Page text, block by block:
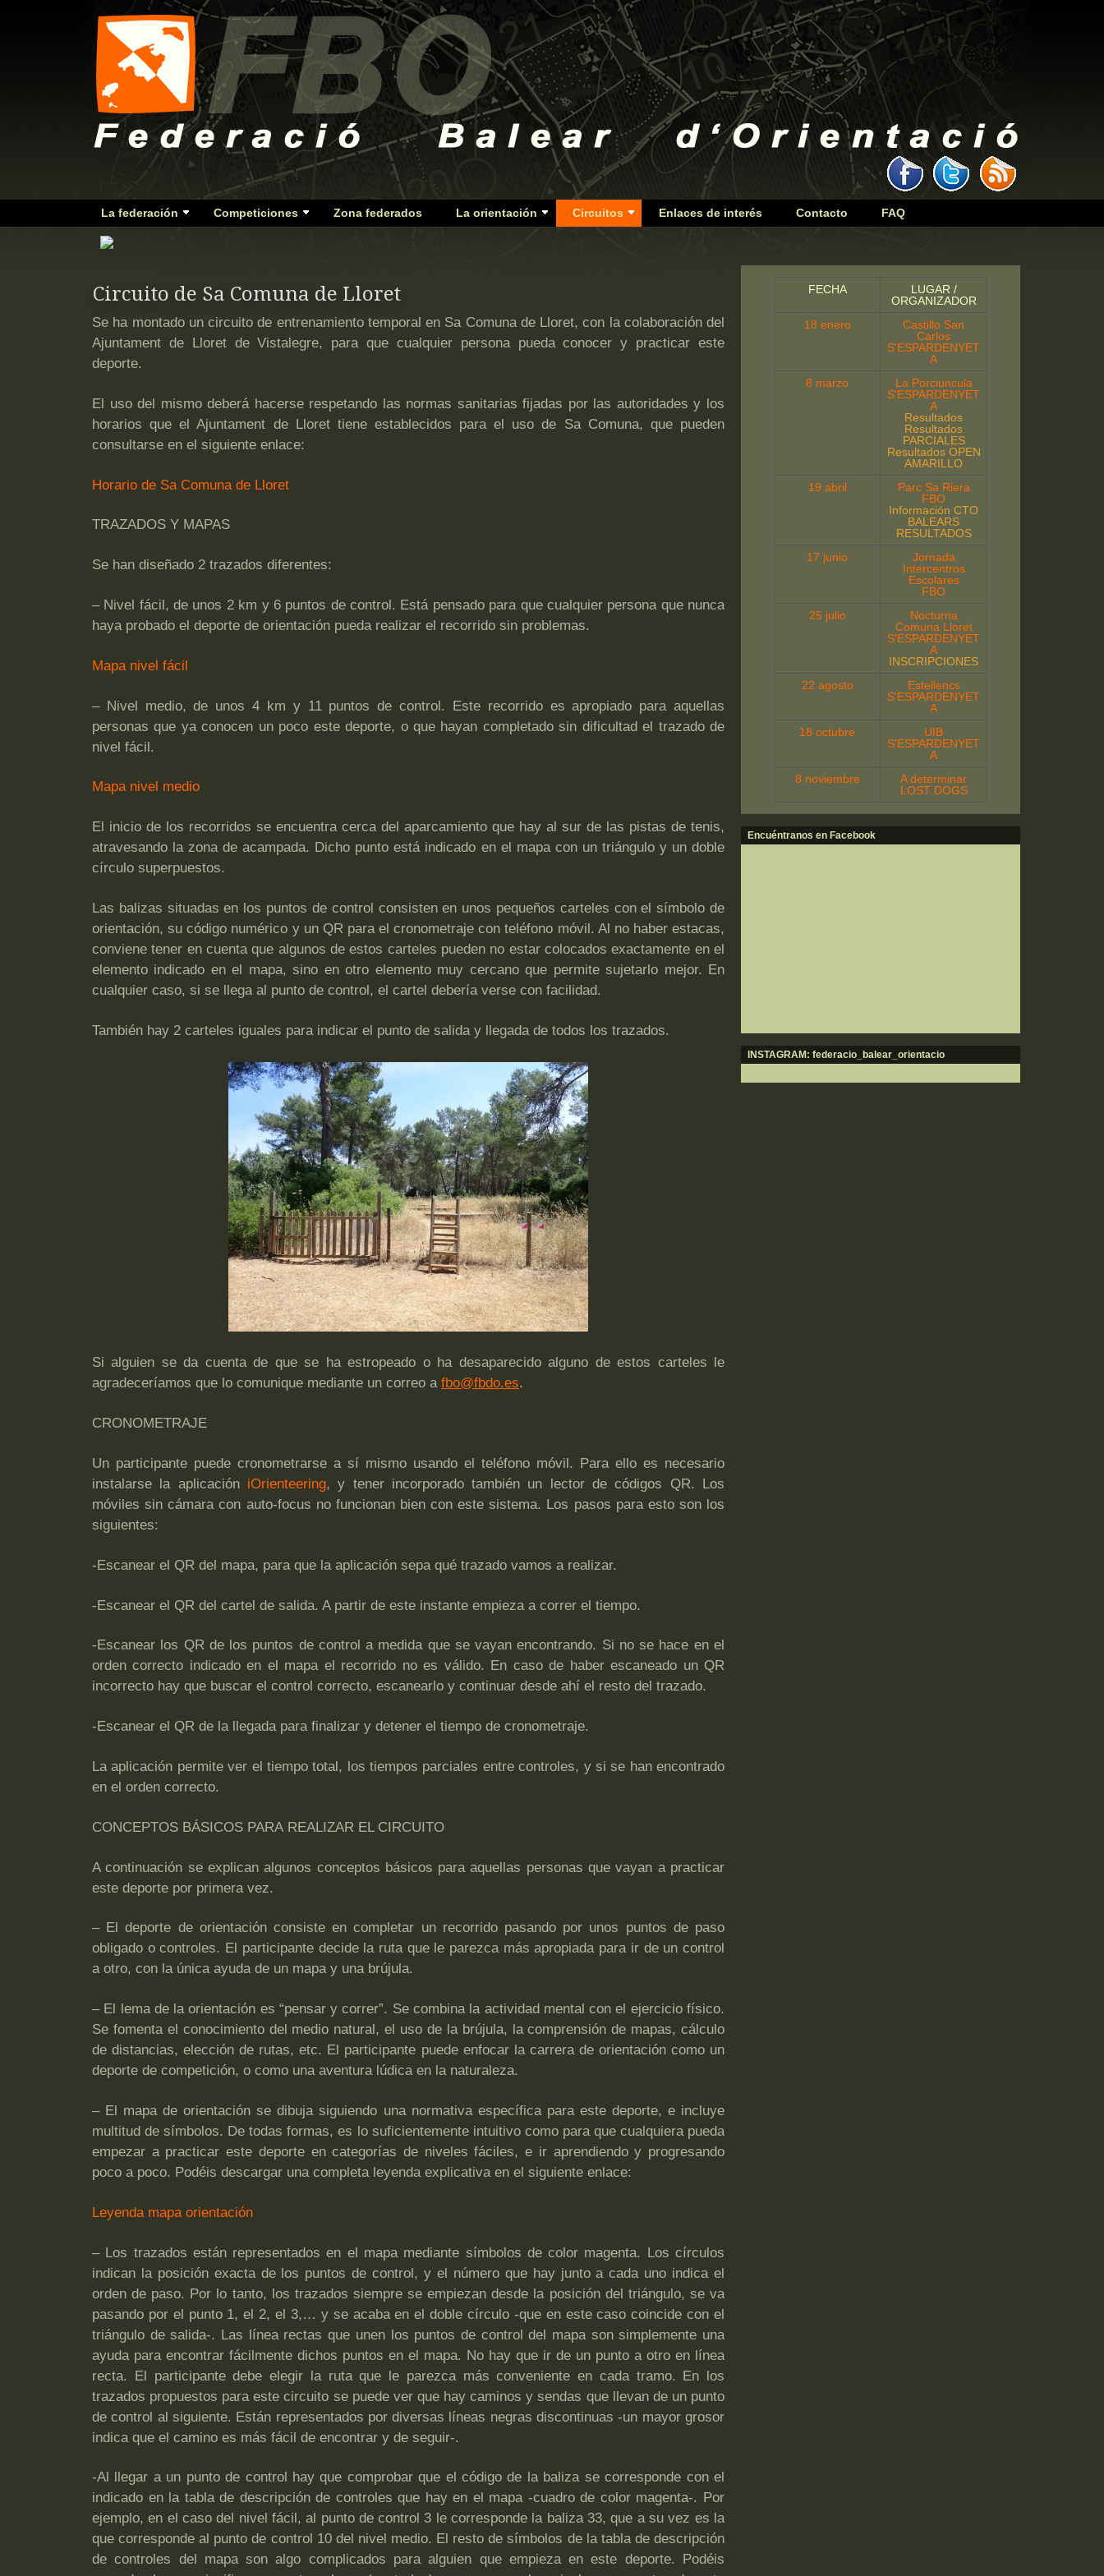
La federación Competiciones Zona federados La orientación Circuitos Enlaces de interés Contacto FAQ
Circuito de Sa Comuna de Lloret
Se ha montado un circuito de entrenamiento temporal en Sa Comuna de Lloret, con la colaboración del
Ajuntament de Lloret de Vistalegre, para que cualquier persona pueda conocer y practicar este
deporte.
El uso del mismo deberá hacerse respetando las normas sanitarias fijadas por las autoridades y los
horarios que el Ajuntament de Lloret tiene establecidos para el uso de Sa Comuna, que pueden
consultarse en el siguiente enlace:
Horario de Sa Comuna de Lloret
TRAZADOS Y MAPAS
Se han diseñado 2 trazados diferentes:
– Nivel fácil, de unos 2 km y 6 puntos de control. Está pensado para que cualquier persona que nunca
haya probado el deporte de orientación pueda realizar el recorrido sin problemas.
Mapa nivel fácil
– Nivel medio, de unos 4 km y 11 puntos de control. Este recorrido es apropiado para aquellas
personas que ya conocen un poco este deporte, o que hayan completado sin dificultad el trazado de
nivel fácil.
Mapa nivel medio
El inicio de los recorridos se encuentra cerca del aparcamiento que hay al sur de las pistas de tenis,
atravesando la zona de acampada. Dicho punto está indicado en el mapa con un triángulo y un doble
círculo superpuestos.
Las balizas situadas en los puntos de control consisten en unos pequeños carteles con el símbolo de
orientación, su código numérico y un QR para el cronometraje con teléfono móvil. Al no haber estacas,
conviene tener en cuenta que algunos de estos carteles pueden no estar colocados exactamente en el
elemento indicado en el mapa, sino en otro elemento muy cercano que permite sujetarlo mejor. En
cualquier caso, si se llega al punto de control, el cartel debería verse con facilidad.
También hay 2 carteles iguales para indicar el punto de salida y llegada de todos los trazados.
Si alguien se da cuenta de que se ha estropeado o ha desaparecido alguno de estos carteles le
agradeceríamos que lo comunique mediante un correo a fbo@fbdo.es.
CRONOMETRAJE
Un participante puede cronometrarse a sí mismo usando el teléfono móvil. Para ello es necesario
instalarse la aplicación iOrienteering, y tener incorporado también un lector de códigos QR. Los
móviles sin cámara con auto-focus no funcionan bien con este sistema. Los pasos para esto son los
siguientes:
-Escanear el QR del mapa, para que la aplicación sepa qué trazado vamos a realizar.
-Escanear el QR del cartel de salida. A partir de este instante empieza a correr el tiempo.
-Escanear los QR de los puntos de control a medida que se vayan encontrando. Si no se hace en el
orden correcto indicado en el mapa el recorrido no es válido. En caso de haber escaneado un QR
incorrecto hay que buscar el control correcto, escanearlo y continuar desde ahí el resto del trazado.
-Escanear el QR de la llegada para finalizar y detener el tiempo de cronometraje.
La aplicación permite ver el tiempo total, los tiempos parciales entre controles, y si se han encontrado
en el orden correcto.
CONCEPTOS BÁSICOS PARA REALIZAR EL CIRCUITO
A continuación se explican algunos conceptos básicos para aquellas personas que vayan a practicar
este deporte por primera vez.
– El deporte de orientación consiste en completar un recorrido pasando por unos puntos de paso
obligado o controles. El participante decide la ruta que le parezca más apropiada para ir de un control
a otro, con la única ayuda de un mapa y una brújula.
– El lema de la orientación es “pensar y correr”. Se combina la actividad mental con el ejercicio físico.
Se fomenta el conocimiento del medio natural, el uso de la brújula, la comprensión de mapas, cálculo
de distancias, elección de rutas, etc. El participante puede enfocar la carrera de orientación como un
deporte de competición, o como una aventura lúdica en la naturaleza.
– El mapa de orientación se dibuja siguiendo una normativa específica para este deporte, e incluye
multitud de símbolos. De todas formas, es lo suficientemente intuitivo como para que cualquiera pueda
empezar a practicar este deporte en categorías de niveles fáciles, e ir aprendiendo y progresando
poco a poco. Podéis descargar una completa leyenda explicativa en el siguiente enlace:
Leyenda mapa orientación
– Los trazados están representados en el mapa mediante símbolos de color magenta. Los círculos
indican la posición exacta de los puntos de control, y el número que hay junto a cada uno indica el
orden de paso. Por lo tanto, los trazados siempre se empiezan desde la posición del triángulo, se va
pasando por el punto 1, el 2, el 3,… y se acaba en el doble círculo -que en este caso coincide con el
triángulo de salida-. Las línea rectas que unen los puntos de control del mapa son simplemente una
ayuda para encontrar fácilmente dichos puntos en el mapa. No hay que ir de un punto a otro en línea
recta. El participante debe elegir la ruta que le parezca más conveniente en cada tramo. En los
trazados propuestos para este circuito se puede ver que hay caminos y sendas que llevan de un punto
de control al siguiente. Están representados por diversas líneas negras discontinuas -un mayor grosor
indica que el camino es más fácil de encontrar y de seguir-.
-Al llegar a un punto de control hay que comprobar que el código de la baliza se corresponde con el
indicado en la tabla de descripción de controles que hay en el mapa -cuadro de color magenta-. Por
ejemplo, en el caso del nivel fácil, al punto de control 3 le corresponde la baliza 33, que a su vez es la
que corresponde al punto de control 10 del nivel medio. El resto de símbolos de la tabla de descripción
de controles del mapa son algo complicados para alguien que empieza en este deporte. Podéis
FECHA
LUGAR /
ORGANIZADOR
18 enero
Castillo San
Carlos
S'ESPARDENYET
A
8 marzo
La Porciuncula
S'ESPARDENYET
A
Resultados
Resultados
PARCIALES
Resultados OPEN
AMARILLO
19 abril
Parc Sa Riera
FBO
Información CTO
BALEARS
RESULTADOS
17 junio
Jornada
Intercentros
Escolares
FBO
25 julio
Nocturna
Comuna Lloret
S'ESPARDENYET
A
INSCRIPCIONES
22 agosto
Estellencs
S'ESPARDENYET
A
18 octubre
UIB
S'ESPARDENYET
A
8 noviembre
A determinar
LOST DOGS
Encuéntranos en Facebook
INSTAGRAM: federacio_balear_orientacio